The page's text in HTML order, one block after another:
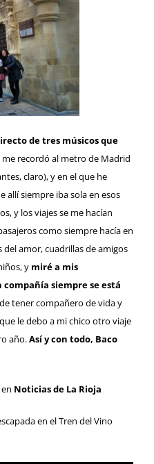
de tres músicos que
me recordó al metro de Madrid
claro), y en el que he
allí siempre iba sola en esos
y los viajes se me hacían
como siempre hacía en
amor, cuadrillas de amigos
y miré a mis
siempre se está
tener compañero de vida y
le debo a mi chico otro viaje
año.Así y con todo, Baco
en Noticias de La Rioja
en el Tren del Vino